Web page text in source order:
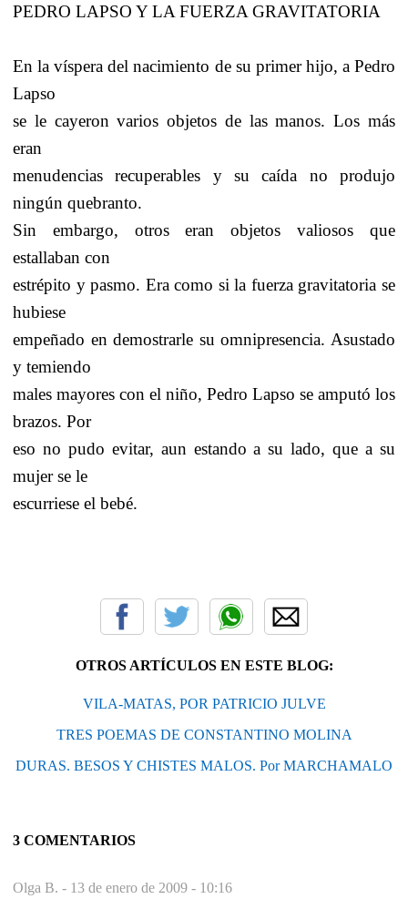
PEDRO LAPSO Y LA FUERZA GRAVITATORIA
En la víspera del nacimiento de su primer hijo, a Pedro
Lapso
se le cayeron varios objetos de las manos. Los más
eran
menudencias recuperables y su caída no produjo
ningún quebranto.
Sin embargo, otros eran objetos valiosos que
estallaban con
estrépito y pasmo. Era como si la fuerza gravitatoria se
hubiese
empeñado en demostrarle su omnipresencia. Asustado
y temiendo
males mayores con el niño, Pedro Lapso se amputó los
brazos. Por
eso no pudo evitar, aun estando a su lado, que a su
mujer se le
escurriese el bebé.
OTROS ARTÍCULOS EN ESTE BLOG:
VILA-MATAS, POR PATRICIO JULVE
TRES POEMAS DE CONSTANTINO MOLINA
DURAS. BESOS Y CHISTES MALOS. Por MARCHAMALO
3 COMENTARIOS
Olga B. - 13 de enero de 2009 - 10:16